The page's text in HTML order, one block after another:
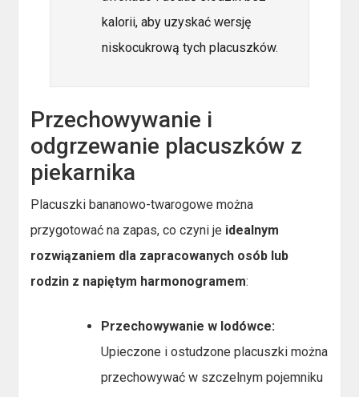
kalorii, aby uzyskać wersję
niskocukrową tych placuszków.
Przechowywanie i
odgrzewanie placuszków z
piekarnika
Placuszki bananowo-twarogowe można
przygotować na zapas, co czyni je idealnym
rozwiązaniem dla zapracowanych osób lub
rodzin z napiętym harmonogramem:
Przechowywanie w lodówce:
Upieczone i ostudzone placuszki można
przechowywać w szczelnym pojemniku